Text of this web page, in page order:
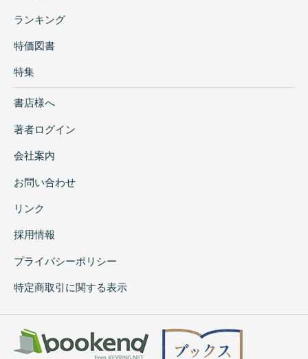
ランキング
特価図書
特集
書店様へ
著者ログイン
会社案内
お問い合わせ
リンク
採用情報
プライバシーポリシー
特定商取引に関する表示